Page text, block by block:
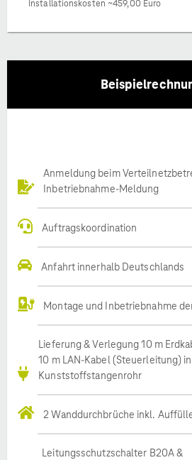
Installationskosten ~459,00 Euro
Anmeldung beim
Inbetriebnahme-Meldung
Auftragskoordination
Anfahrt innerhalb Deutschlands
Montage und Inbetriebnahme
Lieferung & Verlegung 10 m
10 m LAN-Kabel (Steuerleitung)
Kunststoffstangenrohr
2 Wanddurchbrüche inkl.
Leitungsschutzschalter B20A &